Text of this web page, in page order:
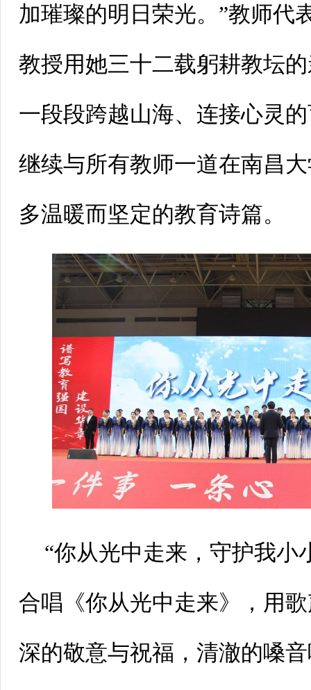
加璀璨的明日荣光。”教师代
教授用她三十二载躬耕教坛
一段段跨越山海、连接心灵
继续与所有教师一道在南昌
多温暖而坚定的教育诗篇。
“你从光中走来，守护我
合唱《你从光中走来》，用
深的敬意与祝福，清澈的嗓